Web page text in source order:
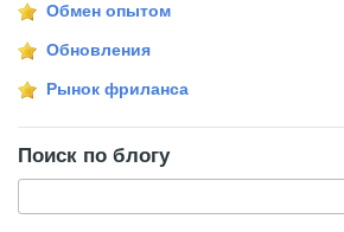
Обмен опытом
Обновления
Рынок фриланса
Поиск по блогу